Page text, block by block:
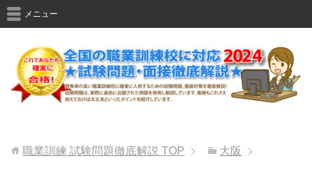
メニュー
職業訓練 試験問題徹底解説 TOP 大阪